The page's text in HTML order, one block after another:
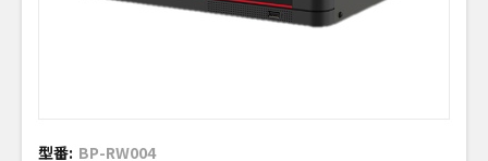
型番: BP-RW004